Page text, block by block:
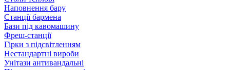
Наповнення бару
Станції бармена
Бази під кавомашину
Фреш-станції
Гірки з підсвітленням
Нестандартні вироби
Унітази антивандальні